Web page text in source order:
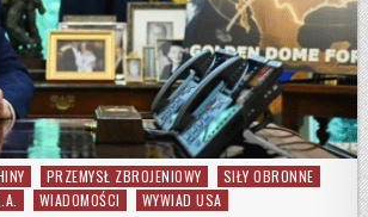
PRZEMYSŁ ZBROJENIOWY
SIŁY OBRONNE
WIADOMOŚCI WYWIAD USA